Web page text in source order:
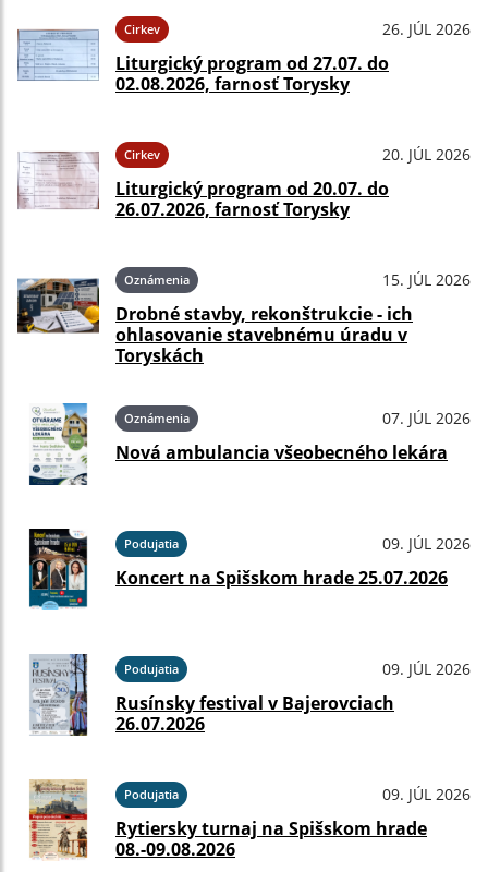
Cirkev 26. JÚL 2026
Liturgický program od 27.07. do
02.08.2026, farnosť Torysky
Cirkev 20. JÚL 2026
Liturgický program od 20.07. do
26.07.2026, farnosť Torysky
Oznámenia 15. JÚL 2026
Drobné stavby, rekonštrukcie - ich
ohlasovanie stavebnému úradu v
Toryskách
Oznámenia 07. JÚL 2026
Nová ambulancia všeobecného lekára
Podujatia 09. JÚL 2026
Koncert na Spišskom hrade 25.07.2026
Podujatia 09. JÚL 2026
Rusínsky festival v Bajerovciach
26.07.2026
Podujatia 09. JÚL 2026
Rytiersky turnaj na Spišskom hrade
08.-09.08.2026